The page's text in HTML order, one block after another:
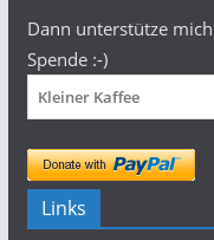
Dann unterstütze
Spende :-)
Links